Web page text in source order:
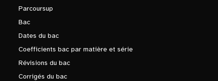
Parcoursup
Bac
Dates du bac
Coefficients bac par matière et série
Révisions du bac
Corrigés du bac